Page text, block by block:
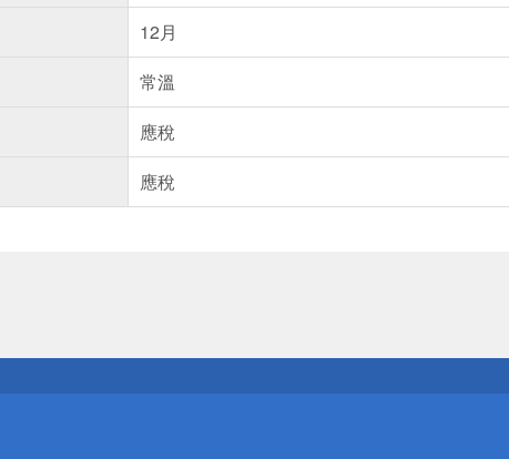
12月
常溫
應稅
應稅
小心！